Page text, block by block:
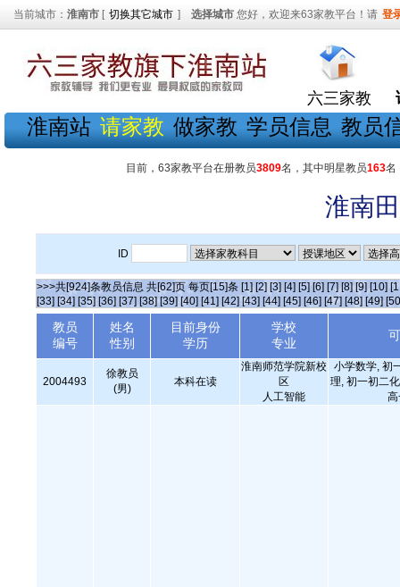
当前城市： 淮南市 [ 切换其它城市 ] 选择城市 您好，欢迎来63家教平台！请 登
六三家教
淮南站 请家教 做家教 学员信息 教员
目前，63家教平台在册教员3809名，其中明星教员163名
淮南
ID
>>>共[924]条教员信息 共[62]页 每页[15]条 [1] [2] [3] [4] [5] [6] [7] [8] [9] [10]
[33] [34] [35] [36] [37] [38] [39] [40] [41] [42] [43] [44] [45] [46] [47] [48] [49]
教员
编号
姓名
性别
目前身份
学历
学校
专业
2004493
徐教员
(男)
本科在读
淮南师范学院新校
区
人工智能
小学数学, 初
理, 初一初二